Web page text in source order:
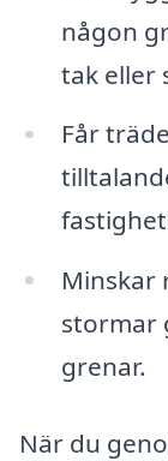
någon
tak eller
Får
Minskar
stormar
grenar.
När du